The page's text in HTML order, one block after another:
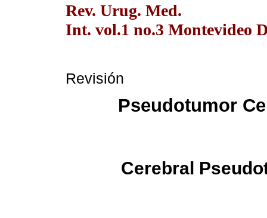
Rev. Urug. Med.
Int. vol.1 no.3 Montevideo
Revisión
Pseudotumor
Cerebral